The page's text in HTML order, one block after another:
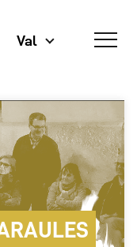
Val